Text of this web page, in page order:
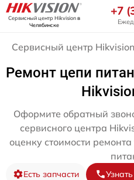
Сервисный центр Hikvisionв
Челябинске
+7
Сервисный центр Hikvision
Ремонт цепи
Оформите обратный
сервисного центра
оценку стоимости
Есть запчасти